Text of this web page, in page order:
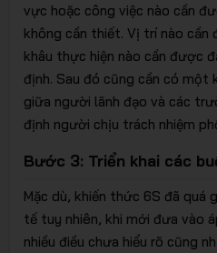
vực hoặc công việc nào cần
không cần thiết. Vị trí nào
khâu thực hiện nào cần được
định. Sau đó cũng cần có một
giữa người lãnh đạo và các
định người chịu trách nhiệm
Bước 3: Triển khai các
Mặc dù, khiến thức 6S đã quá
tế tuy nhiên, khi mới đưa vào
nhiều điều chưa hiểu rõ cũng